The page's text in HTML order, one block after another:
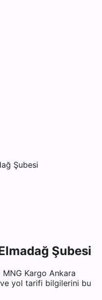
Şubesi
Şubesi
MNG Kargo Ankara
yol tarifi bilgilerini bu